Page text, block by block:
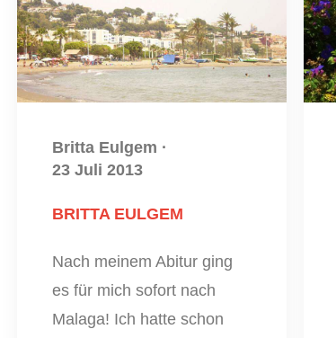
Britta Eulgem ·
23 Juli 2013
BRITTA EULGEM
Nach meinem Abitur ging
es für mich sofort nach
Malaga! Ich hatte schon